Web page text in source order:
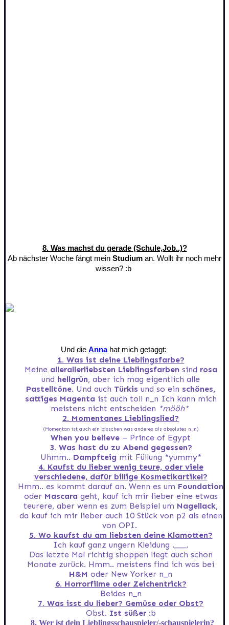
8. Was machst du gerade (Schule,Job..)?
Ab nächster Woche fängt mein Studium an. Wollt ihr noch mehr
wissen? :b
Und die Anna hat mich getaggt:
1. Was ist deine Lieblingsfarbe?
Meine allerallerliebsten Lieblingsfarben sind rosa
und hellgrün, aber ich mag eigentlich alle
Pastelltöne. Und auch Türkis und so ein schönes,
sattiges Magenta ist auch toll n_n Ich kann mich
meistens nicht entscheiden *mööh*
2. Momentanes Lieblingslied?
(Momentan ist auch ein bisschen was anderes als absolutes n_n)
When you believe – Prince of Egypt
3. Was hast du zu Abend gegessen?
Uhmm.. Dampfteig mit Füllung *yummy*
4. Kaufst du lieber wenig teure, oder viele
verschiedene, dafür billige Kosmetikartikel?
Hmm.. es kommt darauf an. Wenn es um Foundation
oder Mascara geht, kauf ich mir lieber eine etwas
teurere, aber wenn es zum Beispiel um Nagellack,
da kauf ich mir lieber auch 10 Stück von p2 als einen
von OPI.
5. Wo kaufst du am liebsten deine Klamotten?
Ich kauf ganz ungern Kleidung .___.
Das letzte Mal richtig shoppen liegt auch schon
Monate zurück. Hmm.. meistens find ich was bei
H&M oder New Yorker n_n
6. Horrorfilme oder Zeichentrick?
Beides n_n
7. Was isst du lieber? Gemüse oder Obst?
Obst. Ist süßer:b
8. Wer ist dein Lieblingsschauspieler/-schauspielerin?